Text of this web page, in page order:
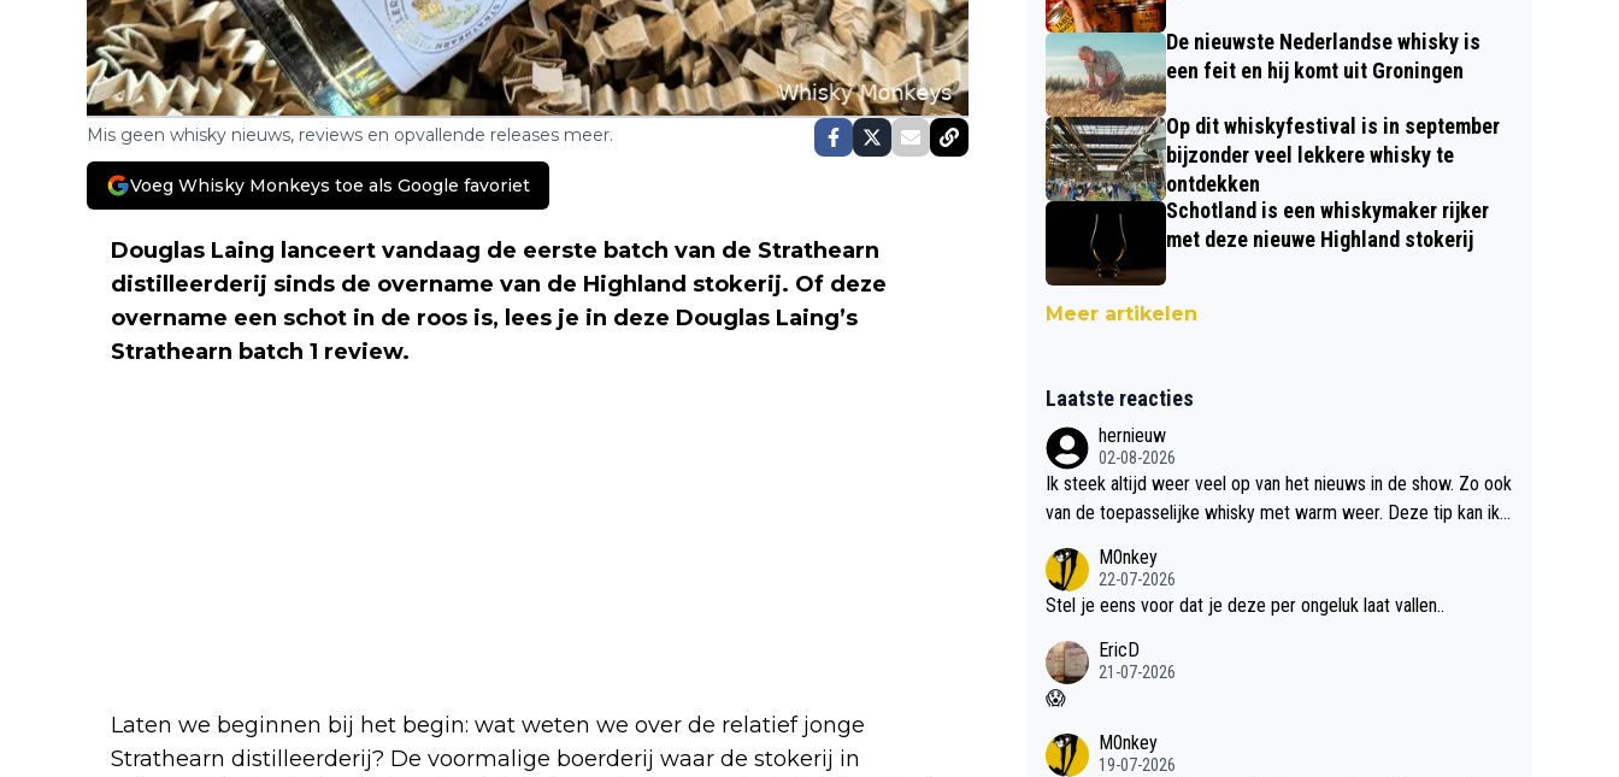
Mis geen whisky nieuws, reviews en opvallende releases meer.
Voeg Whisky Monkeys toe als Google favoriet
Douglas Laing lanceert vandaag de eerste batch van de Strathearn
distilleerderij sinds de overname van de Highland stokerij. Of deze
overname een schot in de roos is, lees je in deze Douglas Laing’s
Strathearn batch 1 review.
Laten we beginnen bij het begin: wat weten we over de relatief jonge
Strathearn distilleerderij? De voormalige boerderij waar de stokerij in
De nieuwste Nederlandse whisky is
een feit en hij komt uit Groningen
Op dit whiskyfestival is in september
bijzonder veel lekkere whisky te
ontdekken
Schotland is een whiskymaker rijker
met deze nieuwe Highland stokerij
Meer artikelen
Laatste reacties
hernieuw
02-08-2026
Ik steek altijd weer veel op van het nieuws in de show. Zo ook
van de toepasselijke whisky met warm weer. Deze tip kan ik
M0nkey
22-07-2026
Stel je eens voor dat je deze per ongeluk laat vallen..
EricD
21-07-2026
😱
M0nkey
19-07-2026